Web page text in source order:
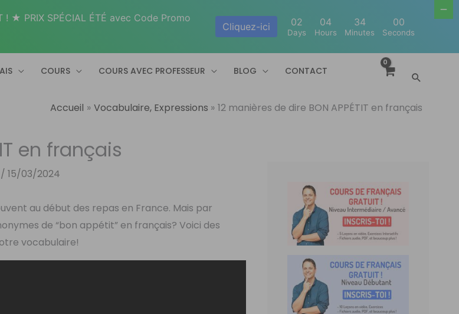
COURS COURS AVEC PROFESSEUR BLOG
CONTACT
Accueil Vocabulaire, Expressions 12 manières de dire BON APPÉTIT en français
en français
/15/03/2024
au début des repas en France. Mais par
de “bon appétit” en français? Voici des
vocabulaire!
! ★ PRIX SPÉCIAL ÉTÉ avec Code Promo
Cliquez-ici 02
Days
04
Hours
33
Minutes
59
Seconds